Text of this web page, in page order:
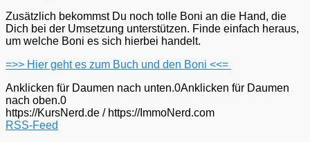
Zusätzlich bekommst Du noch tolle Boni an die Hand, die
Dich bei der Umsetzung unterstützen. Finde einfach heraus,
um welche Boni es sich hierbei handelt.
=>> Hier geht es zum Buch und den Boni <<=
Anklicken für Daumen nach unten.0Anklicken für Daumen
nach oben.0
https://KursNerd.de / https://ImmoNerd.com
RSS-Feed